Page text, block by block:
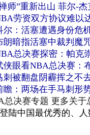
师”重新出山 菲尔-
劳资双方协议难以
尔：活塞遭遇身份危
朗暗指活塞中裁判魔
总决赛探密：帕克
侠眼看NBA总决赛：
刺被翻盘阴霾挥之不
瞻：两场在手马刺形
总决赛专题 更多关于
陆中国最优秀的、